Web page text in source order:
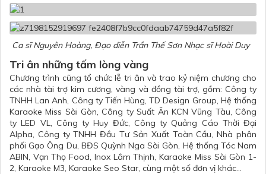
Ca sĩ Nguyên Hoàng, Đạo diễn Trần Thế Sơn Nhạc sĩ Hoài Duy
Tri ân những tấm lòng vàng
Chương trình cũng tổ chức lễ tri ân và trao kỷ niệm chương cho
các nhà tài trợ kim cương, vàng và đồng tài trợ, gồm: Công ty
TNHH Lan Anh, Công ty Tiến Hùng, TD Design Group, Hệ thống
Karaoke Miss Sài Gòn, Công ty Suất Ăn KCN Vũng Tàu, Công
ty LED VL, Công ty Huy Đức, Công ty Quảng Cáo Thời Đại
Alpha, Công ty TNHH Đầu Tư Sản Xuất Toàn Cầu, Nhà phân
phối Gạo Ông Du, BĐS Quỳnh Nga Sài Gòn, Hệ thống Tóc Nam
ABIN, Vạn Thọ Food, Inox Lâm Thịnh, Karaoke Miss Sài Gòn 1-
2, Karaoke M3, Karaoke Seo Star, cùng một số đơn vị khác...